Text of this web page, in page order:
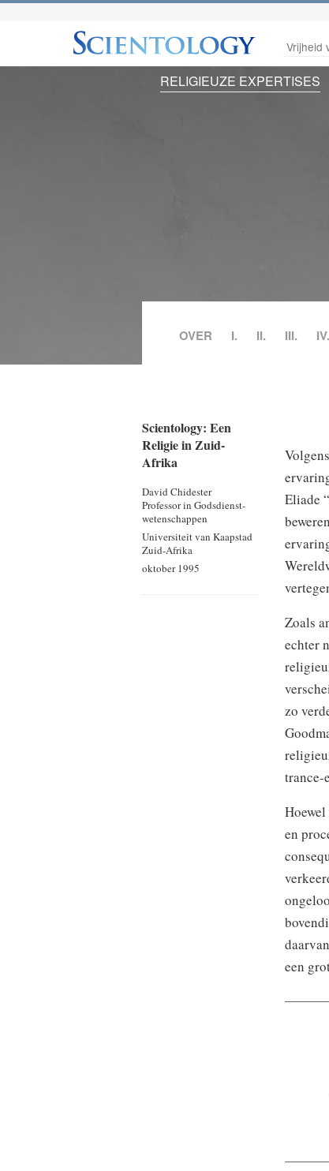
Vrijheid
RELIGIEUZE EXPERTISES
OVER I. II. III. IV.
Scientology: Een
Religie in Zuid-
Afrika
David Chidester
Professor in Godsdienst­
wetenschappen
Universiteit van Kaapstad
Zuid-Afrika
oktober 1995
Eliade
Zoals
echter
zo
trance-
en
een